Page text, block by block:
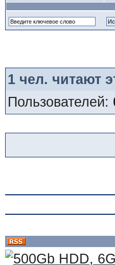
1чел. читают
Пользователей: